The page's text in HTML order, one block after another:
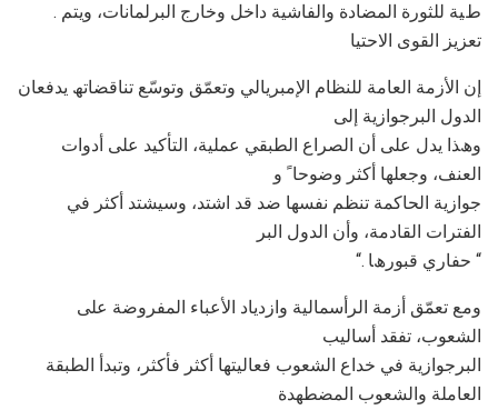
. طﯿﺔ ﻟﻠﺜﻮرة اﻟﻤﻀﺎدة واﻟﻔﺎﺷﯿﺔ داﺧﻞ وﺧﺎرج اﻟﺒﺮﻟﻤﺎﻧﺎت، وﯾﺘﻢ
ﺗﻌﺰﯾﺰ اﻟﻘﻮى اﻻﺣﺘﯿﺎ
إن اﻷزﻣﺔ اﻟﻌﺎﻣﺔ ﻟﻠﻨﻈﺎم اﻹﻣﺒﺮﯾﺎﻟﻲ وﺗﻌﻤّﻖ وﺗﻮﺳّﻊ ﺗﻨﺎﻗﻀﺎﺗﮫ ﯾﺪﻓﻌﺎن
اﻟﺪول اﻟﺒﺮﺟﻮازﯾﺔ إﻟﻰ
وھﺬا ﯾﺪل ﻋﻠﻰ أن اﻟﺼﺮاع اﻟﻄﺒﻘﻲ ﻋﻤﻠﯿﺔ، اﻟﺘﺄﻛﯿﺪ ﻋﻠﻰ أدوات
اﻟﻌﻨﻒ، وﺟﻌﻠﮭﺎ أﻛﺜﺮ وﺿﻮﺣﺎ ً و
ﺟﻮازﯾﺔ اﻟﺤﺎﻛﻤﺔ ﺗﻨﻈﻢ ﻧﻔﺴﮭﺎ ﺿﺪ ﻗﺪ اﺷﺘﺪ، وﺳﯿﺸﺘﺪ أﻛﺜﺮ ﻓﻲ
اﻟﻔﺘﺮات اﻟﻘﺎدﻣﺔ، وأن اﻟﺪول اﻟﺒﺮ
“. ﺣﻔﺎري ﻗﺒﻮرھﺎ “
وﻣﻊ ﺗﻌﻤّﻖ أزﻣﺔ اﻟﺮأﺳﻤﺎﻟﯿﺔ وازدﯾﺎد اﻷﻋﺒﺎء اﻟﻤﻔﺮوﺿﺔ ﻋﻠﻰ
اﻟﺸﻌﻮب، ﺗﻔﻘﺪ أﺳﺎﻟﯿﺐ
اﻟﺒﺮﺟﻮازﯾﺔ ﻓﻲ ﺧﺪاع اﻟﺸﻌﻮب ﻓﻌﺎﻟﯿﺘﮭﺎ أﻛﺜﺮ ﻓﺄﻛﺜﺮ، وﺗﺒﺪأ اﻟﻄﺒﻘﺔ
اﻟﻌﺎﻣﻠﺔ واﻟﺸﻌﻮب اﻟﻤﻀﻄﮭﺪة